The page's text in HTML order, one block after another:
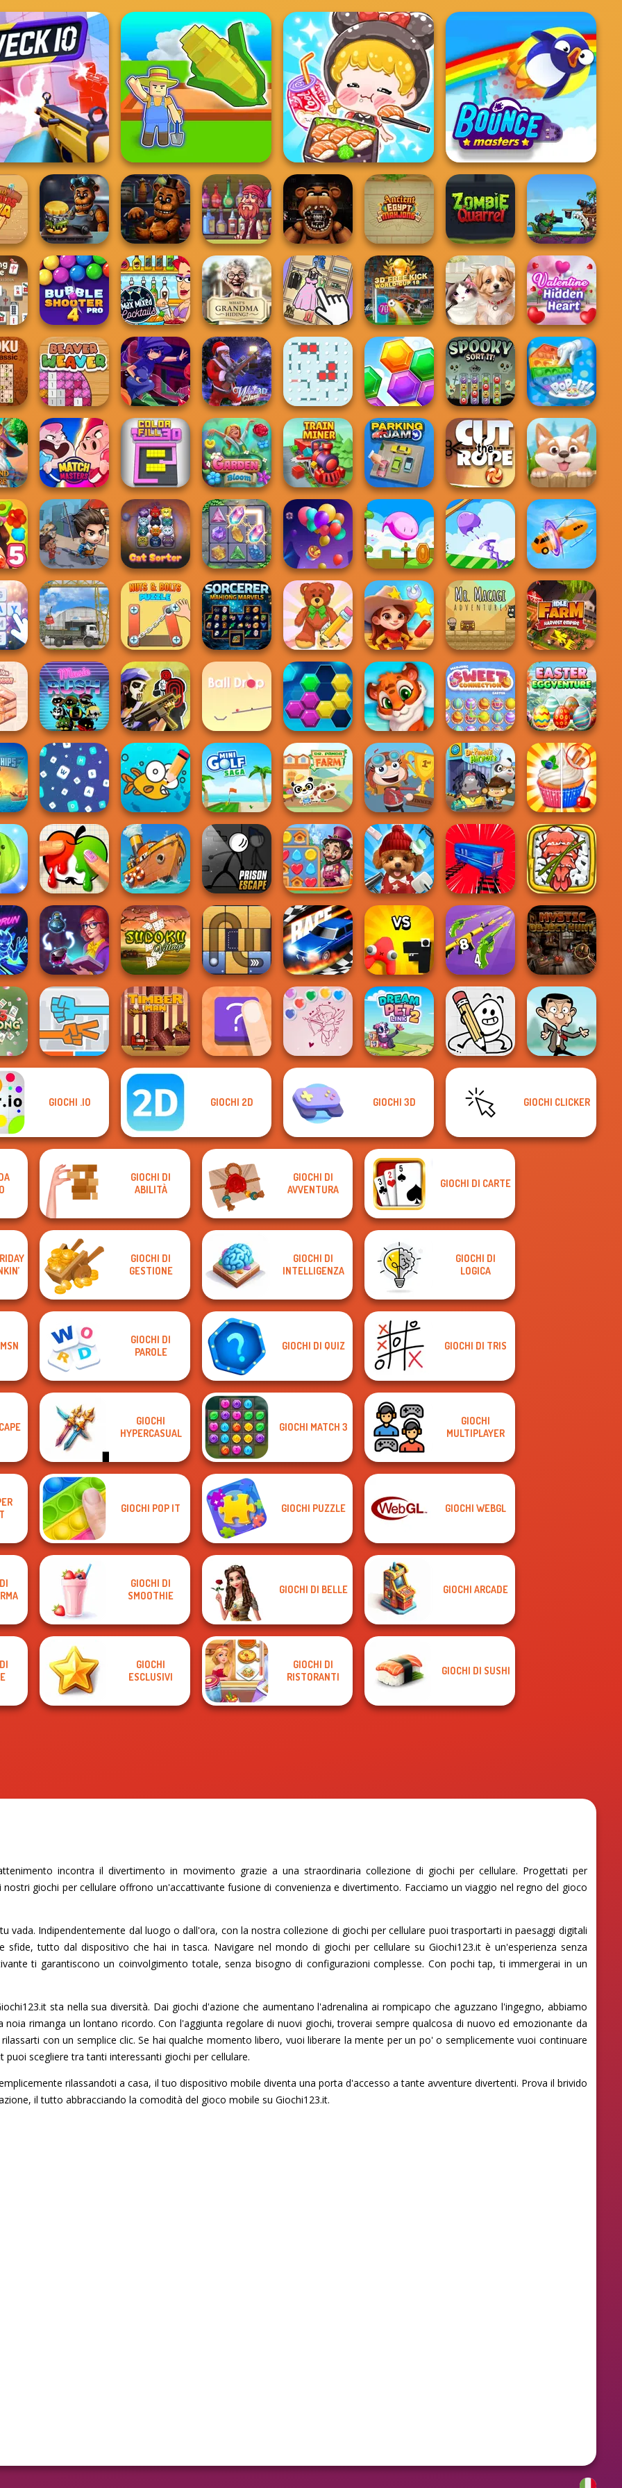
Veck.io My Garden Journey
ASMR Girl: Livestream
Mukbang
Bouncemasters
FNAF Burger FNAF Bartender
Pirate Bartender
Captain's Gro...
FNAF: Night at
the Dentist
Ancient Egypt
Mahjong
Zombie Quarrel
Clash Of The
Deep Sea
Monsters
At
-
Bubble Shooter
Pro 4
Max Mixed
Cocktails
What Is Grandma
Hiding
Organize It
3D Free Kick
World Cup 18
Pet Salon
Valentine Hidden
Heart
Beaver Weaver Mirror Wizard Winter Clash 3D Dots and Boxes Hexa Spooky Sort It! Pop It! 3D
Match Masters Color Fill 3D Garden Bloom Train Miner Parking Jam Cut the Rope Puppy Blast
5
Last Day On Earth
Survival
Cat Sorter Puzzle Crystal Connect Balloon Match 3D Mini Steps Mini Springs Shape-shifting
The Cargo
Nuts & Bolts
Puzzle
Mahjong Marvels
Wipe Insight
Master
Wild West Match
Mr. Macagi
Adventures
Idle Farm
Music Rush
Tom Clancy's
Shootout
Ball Drop Puzzle Fever Mosaic Artimo
Mahjong Sweet
Easter
Easter
Eggventure
Words Match
Cute Coloring
Games
Mini Golf Saga Dr. Panda Farm Poptropica Dr. Panda Airport Rachel Holmes
Paint It Clean the Ocean
Prison Escape
Online
Vega Mix: Fairy
Town
Pet Salon 2 Train Drift
Giant Sushi:
Merge Master
Game
Sorting Sorcery Sudoku Village Free the Ball Drag Race 3D
Alphabet: Merge
And Fight
Merge 2048 Gun
Rush
Mystic Object
Hunt
Timberman
Bubble Shooter
Valentine
Egg Adventure
GIOCHI .IO GIOCHI 2D GIOCHI 3D GIOCHI CLICKER
GIOCHI DI
ABILITÀ
GIOCHI DI
AVVENTURA
GIOCHI DI CARTE
GIOCHI DI
GESTIONE
GIOCHI DI
INTELLIGENZA
GIOCHI DI
LOGICA
GIOCHI DI
PAROLE
GIOCHI DI QUIZ GIOCHI DI TRIS
GIOCHI
HYPERCASUAL
GIOCHI MATCH 3
GIOCHI
MULTIPLAYER
GIOCHI POP IT GIOCHI PUZZLE GIOCHI WEBGL
GIOCHI DI
SMOOTHIE
GIOCHI DI BELLE GIOCHI ARCADE
GIOCHI
ESCLUSIVI
GIOCHI DI
RISTORANTI
GIOCHI DI SUSHI
incontra il divertimento in movimento grazie a una straordinaria collezione di giochi per cellulare. Progettati per
giochi per cellulare offrono un'accattivante fusione di convenienza e divertimento. Facciamo un viaggio nel regno del gioco
vada. Indipendentemente dal luogo o dall'ora, con la nostra collezione di giochi per cellulare puoi trasportarti in paesaggi digitali
sfide, tutto dal dispositivo che hai in tasca. Navigare nel mondo di giochi per cellulare su Giochi123.it è un'esperienza senza
ti garantiscono un coinvolgimento totale, senza bisogno di configurazioni complesse. Con pochi tap, ti immergerai in un
sta nella sua diversità. Dai giochi d'azione che aumentano l'adrenalina ai rompicapo che aguzzano l'ingegno, abbiamo
rimanga un lontano ricordo. Con l'aggiunta regolare di nuovi giochi, troverai sempre qualcosa di nuovo ed emozionante da
con un semplice clic. Se hai qualche momento libero, vuoi liberare la mente per un po' o semplicemente vuoi continuare
scegliere tra tanti interessanti giochi per cellulare.
rilassandoti a casa, il tuo dispositivo mobile diventa una porta d'accesso a tante avventure divertenti. Prova il brivido
il tutto abbracciando la comodità del gioco mobile su Giochi123.it.